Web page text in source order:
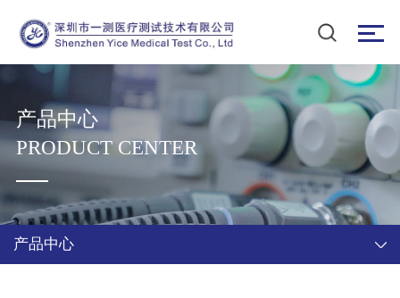
产品中心
PRODUCT CENTER
产品中心